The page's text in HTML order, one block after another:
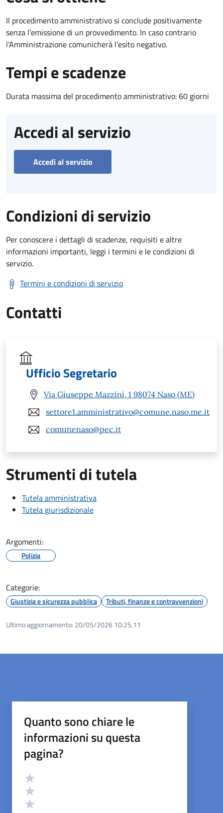
Il procedimento amministrativo si conclude positivamente
senza l’emissione di un provvedimento. In caso contrario
l’Amministrazione comunicherà l’esito negativo.
Tempi e scadenze
Durata massima del procedimento amministrativo: 60 giorni
Accedi al servizio
Accedi al servizio
Condizioni di servizio
Per conoscere i dettagli di scadenze, requisiti e altre
informazioni importanti, leggi i termini e le condizioni di
servizio.
Termini e condizioni di servizio
Contatti
Ufficio Segretario
Via Giuseppe Mazzini, 1 98074 Naso (ME)
settore1.amministrativo@comune.naso.me.it
comunenaso@pec.it
Strumenti di tutela
Tutela amministrativa
Tutela giurisdizionale
Argomenti:
Polizia
Categorie:
Giustizia e sicurezza pubblica Tributi, finanze e contravvenzioni
Ultimo aggiornamento: 20/05/2026 10:25.11
Quanto sono chiare le
informazioni su questa
pagina?
Valutazione